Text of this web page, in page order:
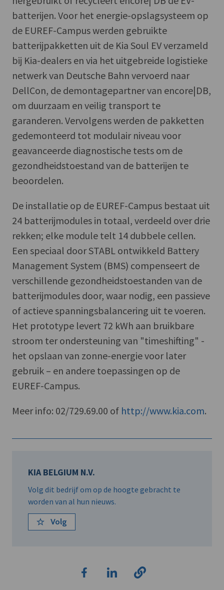
batterijen. Voor het energie-opslagsysteem op
de EUREF-Campus werden gebruikte
batterijpakketten uit de Kia Soul EV verzameld
bij Kia-dealers en via het uitgebreide logistieke
netwerk van Deutsche Bahn vervoerd naar
DellCon, de demontagepartner van encore|DB,
om duurzaam en veilig transport te
garanderen. Vervolgens werden de pakketten
gedemonteerd tot modulair niveau voor
geavanceerde diagnostische tests om de
gezondheidstoestand van de batterijen te
beoordelen.
De installatie op de EUREF-Campus bestaat uit
24 batterijmodules in totaal, verdeeld over drie
rekken; elke module telt 14 dubbele cellen.
Een speciaal door STABL ontwikkeld Battery
Management System (BMS) compenseert de
verschillende gezondheidstoestanden van de
batterijmodules door, waar nodig, een passieve
of actieve spanningsbalancering uit te voeren.
Het prototype levert 72 kWh aan bruikbare
stroom ter ondersteuning van "timeshifting" -
het opslaan van zonne-energie voor later
gebruik – en andere toepassingen op de
EUREF-Campus.
Meer info: 02/729.69.00 of http://www.kia.com.
KIA BELGIUM N.V.
Volg dit bedrijf om op de hoogte gebracht te
worden van al hun nieuws.
Volg